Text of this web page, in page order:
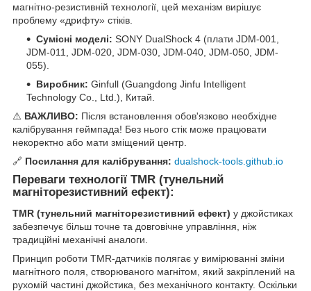
магнітно-резистивній технології, цей механізм вирішує
проблему «дрифту» стіків.
Сумісні моделі: SONY DualShock 4 (плати JDM-001,
JDM-011, JDM-020, JDM-030, JDM-040, JDM-050, JDM-
055).
Виробник: Ginfull (Guangdong Jinfu Intelligent
Technology Co., Ltd.), Китай.
⚠️ ВАЖЛИВО: Після встановлення обов'язково необхідне
калібрування геймпада! Без нього стік може працювати
некоректно або мати зміщений центр.
🔗 Посилання для калібрування: dualshock-tools.github.io
Переваги технології TMR (тунельний
магніторезистивний ефект):
TMR (тунельний магніторезистивний ефект) у джойстиках
забезпечує більш точне та довговічне управління, ніж
традиційні механічні аналоги.
Принцип роботи TMR-датчиків полягає у вимірюванні зміни
магнітного поля, створюваного магнітом, який закріплений на
рухомій частині джойстика, без механічного контакту. Оскільки